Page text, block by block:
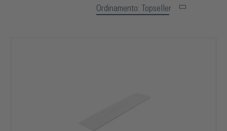
Ordinamento: Topseller